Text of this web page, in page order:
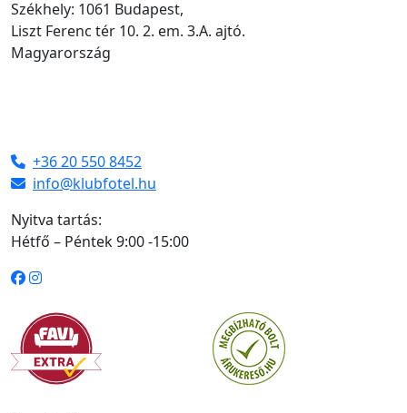
Székhely: 1061 Budapest,
Liszt Ferenc tér 10. 2. em. 3.A. ajtó.
Magyarország
+36 20 550 8452
info@klubfotel.hu
Nyitva tartás:
Hétfő – Péntek 9:00 -15:00